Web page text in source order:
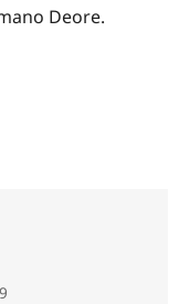
Deore.